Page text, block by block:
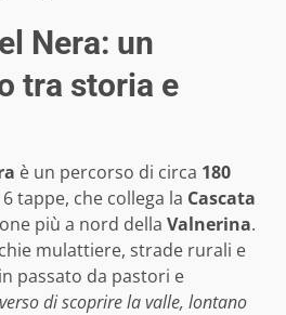
Nera: un
tra storia e
è un percorso di circa 180
tappe, che collega la Cascata
più a nord della Valnerina.
mulattiere, strade rurali e
passato da pastori e
di scoprire la valle, lontano